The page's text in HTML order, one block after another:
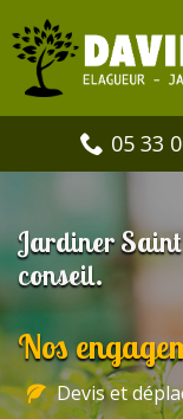
05 33
Jardiner
conseil.
Nos
Devis et